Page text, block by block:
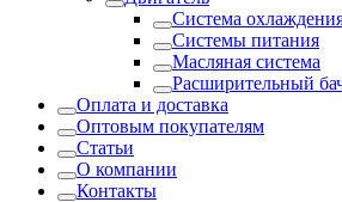
Система
Системы питания
Масляная система
Расширительный
Оплата и доставка
Оптовым покупателям
Статьи
О компании
Контакты